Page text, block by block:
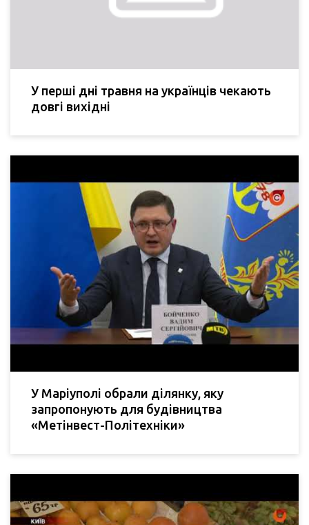
У перші дні травня на українців чекають
довгі вихідні
У Маріуполі обрали ділянку, яку
запропонують для будівництва
«Метінвест-Політехніки»